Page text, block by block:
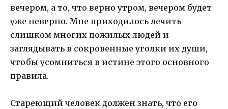
вечером, а то, что верно утром, вечером будет
уже неверно. Мне приходилось лечить
слишком многих пожилых людей и
заглядывать в сокровенные уголки их души,
чтобы усомниться в истине этого основного
правила.
Стареющий человек должен знать, что его